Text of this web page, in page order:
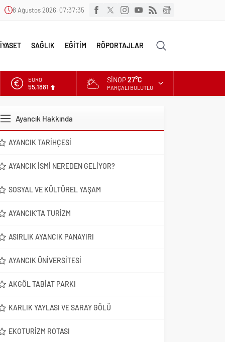
8 Ağustos 2026, 07:37:36
SAĞLIK EĞİTİM RÖPORTAJLAR
EURO
55,1881
DOLAR
SINOP27°C
PARÇALI BULUTLU
Ayancık Hakkında
AYANCIK TARIHÇESI
AYANCIK İSMI NEREDEN GELIYOR?
SOSYAL VE KÜLTÜREL YAŞAM
AYANCIK’TA TURIZM
ASIRLIK AYANCIK PANAYIRI
AYANCIK ÜNIVERSITESI
AKGÖL TABIAT PARKI
KARLIK YAYLASI VE SARAY GÖLÜ
EKOTURIZM ROTASI